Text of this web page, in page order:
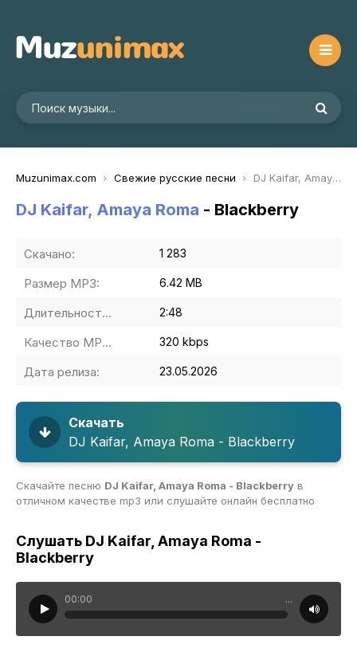
Muzunimax.com Свежие русские песни DJ Kaifar, Amaya Roma - Blackberry
DJ Kaifar, Amaya Roma - Blackberry
Скачано: 1 283
Размер MP3: 6.42 MB
Длительность MP3: 2:48
Качество MP3: 320 kbps
Дата релиза: 23.05.2026
Скачать
DJ Kaifar, Amaya Roma - Blackberry
Скачайте песню DJ Kaifar, Amaya Roma - Blackberry в
отличном качестве mp3 или слушайте онлайн бесплатно
Слушать DJ Kaifar, Amaya Roma -
Blackberry
00:00 ...